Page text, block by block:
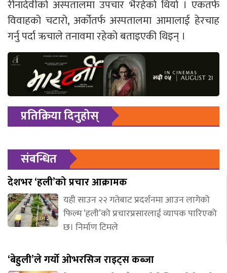
रीनादेवीको अस्पतालमा उपचार भैरहेको थियो । एकतर्फ
विवाहको चटारो, अर्कोतर्फ अस्पतालमा आमालाई हेरचाह
गर्नु पर्दा ऋचाले तनावमा रहेको बताइएकी थिइन् ।
प्रतिक्रिया दिनुहोस्
संबन्धित
देशभर ‘हली’को प्रचार आक्रामक
यही साउन २२ गतेबाट प्रदर्शनमा आउन लागेको
फिल्म ‘हली’को प्रचारप्रसारलाई व्यापक पारिएको
छ। निर्माण टिमले
‘बेहुली’ले गर्यो ओभरसिज राइट्स कब्जा